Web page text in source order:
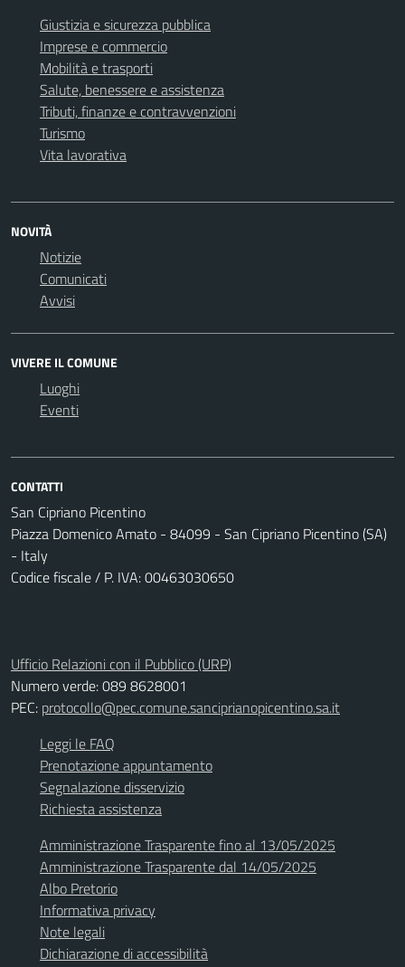
Giustizia e sicurezza pubblica
Imprese e commercio
Mobilità e trasporti
Salute, benessere e assistenza
Tributi, finanze e contravvenzioni
Turismo
Vita lavorativa
NOVITÀ
Notizie
Comunicati
Avvisi
VIVERE IL COMUNE
Luoghi
Eventi
CONTATTI
San Cipriano Picentino
Piazza Domenico Amato - 84099 - San Cipriano Picentino (SA)
- Italy
Codice fiscale / P. IVA: 00463030650
Ufficio Relazioni con il Pubblico (URP)
Numero verde: 089 8628001
PEC: protocollo@pec.comune.sanciprianopicentino.sa.it
Leggi le FAQ
Prenotazione appuntamento
Segnalazione disservizio
Richiesta assistenza
Amministrazione Trasparente fino al 13/05/2025
Amministrazione Trasparente dal 14/05/2025
Albo Pretorio
Informativa privacy
Note legali
Dichiarazione di accessibilità